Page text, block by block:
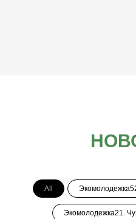
All
Экомолодежка21.